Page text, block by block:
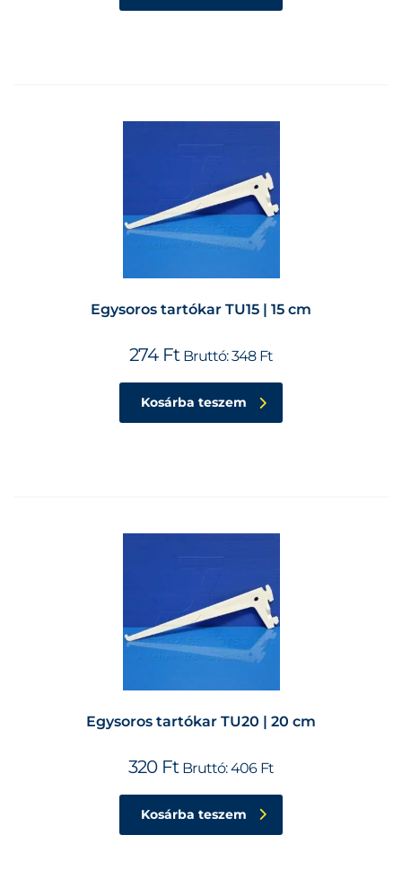
Egysoros tartókar TU15 | 15 cm
274 Ft Bruttó:348 Ft
Kosárba teszem
Egysoros tartókar TU20 | 20 cm
320 Ft Bruttó:406 Ft
Kosárba teszem